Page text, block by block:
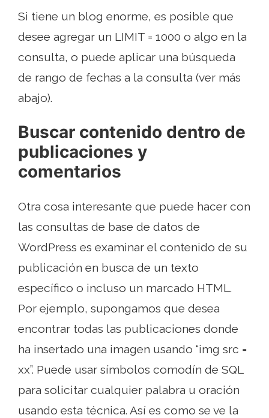
Si tiene un blog enorme, es posible que
desee agregar un LIMIT = 1000 o algo en la
consulta, o puede aplicar una búsqueda
de rango de fechas a la consulta (ver más
abajo).
Buscar contenido dentro de
publicaciones y
comentarios
Otra cosa interesante que puede hacer con
las consultas de base de datos de
WordPress es examinar el contenido de su
publicación en busca de un texto
específico o incluso un marcado HTML.
Por ejemplo, supongamos que desea
encontrar todas las publicaciones donde
ha insertado una imagen usando “img src =
xx”. Puede usar símbolos comodín de SQL
para solicitar cualquier palabra u oración
usando esta técnica. Así es como se ve la